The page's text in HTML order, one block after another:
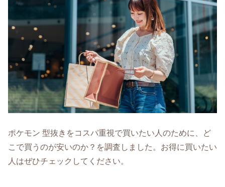
ポケモン 型抜きをコスパ重視で買いたい人のために、ど
こで買うのが安いのか？を調査しました。お得に買いたい
人はぜひチェックしてください。